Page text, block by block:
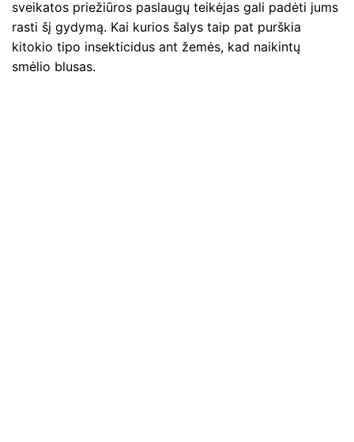
sveikatos priežiūros paslaugų teikėjas gali padėti jums
rasti šį gydymą. Kai kurios šalys taip pat purškia
kitokio tipo insekticidus ant žemės, kad naikintų
smėlio blusas.